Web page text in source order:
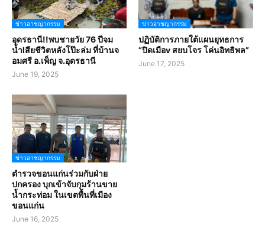
ข่าวอาชญากรรม
อุดรธานี!!พบชายวัย 76 ปีจม
น้ำlสียชีวิตหลังโป๊ะล่ม ที่บ้านจ
อมศรี อ.เพ็ญ จ.อุดรธานี
June 19, 2025
ข่าวอาชญากรรม
ปฏิบัติการภายใต้แผนยุทธการ
“ปิดเมือv สยบโจร โค่นอิทธิพล”
June 17, 2025
ข่าวอาชญากรรม
ตำรวจขอนแก่นร่วมกับฝ่าย
ปกครอง บุกเข้าจับกุมร้านขาย
น้ำกระท่อม ในเขตพื้นที่เมือง
ขอนแก่น
June 16, 2025